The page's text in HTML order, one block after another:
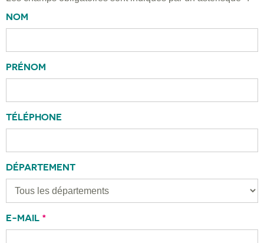
NOM
PRÉNOM
TÉLÉPHONE
DÉPARTEMENT
E-MAIL *